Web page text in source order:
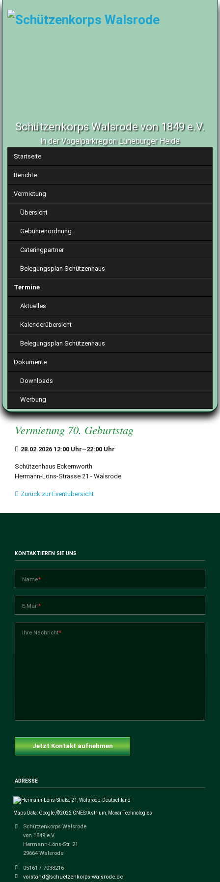
Schützenkorps Walsrode von 1849 e.V.
In der Vogelparkregion Lüneburger Heide
Startseite
Berichte
Vermietung
Übersicht
Gebührenordnung
Cateringpartner
Belegungsplan Schützenhaus
Termine
Aktuelles
Kalenderübersicht
Belegungsplan Schützenhaus
Dokumente
Downloads
Werbung
Vermietung 70. Geburtstag
28.02.2026 12:00 Uhr–22:00 Uhr
Schützenhaus Eckernworth
Hermann-Löns-Strasse 21 - Walsrode
Zurück zur Eventübersicht
KONTAKTIEREN SIE UNS
Pflichtfeld
Name*
Pflichtfeld
E-Mail *
Pflichtfeld
Ihre Nachricht*
Jetzt Kontakt aufnehmen
ADRESSE
Maps Data: Google, ©2022 CNES/Astrium, Maxar Technologies
Schützenkorps Walsrode
von 1849 e.V.
Hermann-Löns-Str. 21
29664 Walsrode
05161 / 7038216
vorstand@schuetzenkorps-walsrode.de